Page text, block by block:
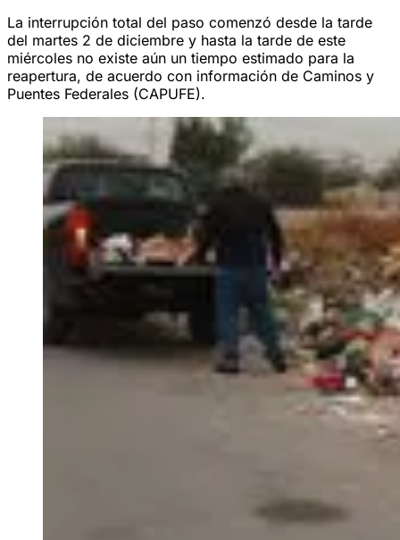
La interrupción total del paso comenzó desde la tarde
del martes 2 de diciembre y hasta la tarde de este
miércoles no existe aún un tiempo estimado para la
reapertura, de acuerdo con información de Caminos y
Puentes Federales (CAPUFE).